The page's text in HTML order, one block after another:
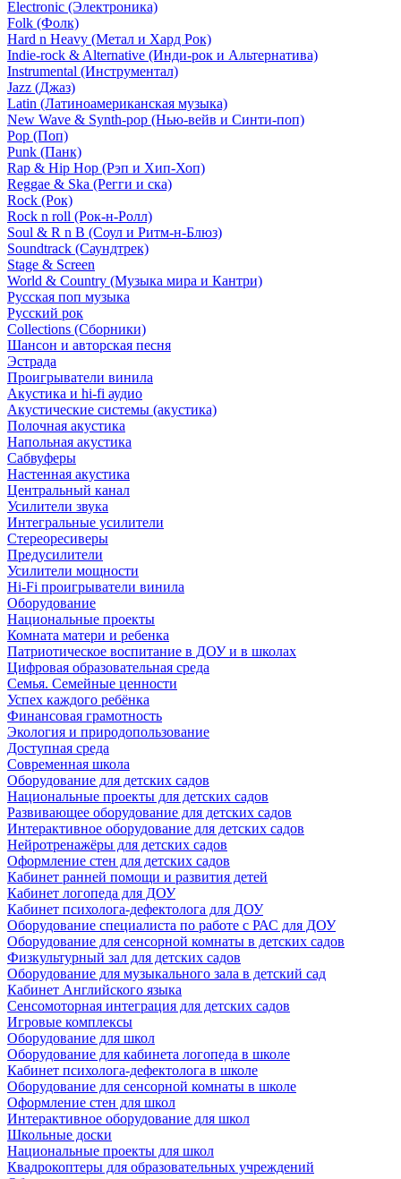
Electronic (Электроника)
Folk (Фолк)
Hard n Heavy (Метал и Хард Рок)
Indie-rock & Alternative (Инди-рок и Альтернатива)
Instrumental (Инструментал)
Jazz (Джаз)
Latin (Латиноамериканская музыка)
New Wave & Synth-pop (Нью-вейв и Синти-поп)
Pop (Поп)
Punk (Панк)
Rap & Hip Hop (Рэп и Хип-Хоп)
Reggae & Ska (Регги и ска)
Rock (Рок)
Rock n roll (Рок-н-Ролл)
Soul & R n B (Соул и Ритм-н-Блюз)
Soundtrack (Саундтрек)
Stage & Screen
World & Country (Музыка мира и Кантри)
Русская поп музыка
Русский рок
Сollections (Сборники)
Шансон и авторская песня
Эстрада
Проигрыватели винила
Акустика и hi-fi аудио
Акустические системы (акустика)
Полочная акустика
Напольная акустика
Сабвуферы
Настенная акустика
Центральный канал
Усилители звука
Интегральные усилители
Стереоресиверы
Предусилители
Усилители мощности
Hi-Fi проигрыватели винила
Оборудование
Национальные проекты
Комната матери и ребенка
Патриотическое воспитание в ДОУ и в школах
Цифровая образовательная среда
Семья. Семейные ценности
Успех каждого ребёнка
Финансовая грамотность
Экология и природопользование
Доступная среда
Современная школа
Оборудование для детских садов
Национальные проекты для детских садов
Развивающее оборудование для детских садов
Интерактивное оборудование для детских садов
Нейротренажёры для детских садов
Оформление стен для детских садов
Кабинет ранней помощи и развития детей
Кабинет логопеда для ДОУ
Кабинет психолога-дефектолога для ДОУ
Оборудование специалиста по работе с РАС для ДОУ
Оборудование для сенсорной комнаты в детских садов
Физкультурный зал для детских садов
Оборудование для музыкального зала в детский сад
Кабинет Английского языка
Сенсомоторная интеграция для детских садов
Игровые комплексы
Оборудование для школ
Оборудование для кабинета логопеда в школе
Кабинет психолога-дефектолога в школе
Оборудование для сенсорной комнаты в школе
Оформление стен для школ
Интерактивное оборудование для школ
Школьные доски
Национальные проекты для школ
Квадрокоптеры для образовательных учреждений